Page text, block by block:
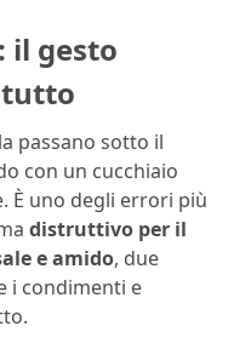
il gesto
tutto
passano sotto il
con un cucchiaio
È uno degli errori più
distruttivo per il
e amido, due
i condimenti e